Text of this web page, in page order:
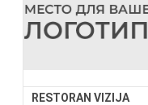
RESTORAN VIZIJA